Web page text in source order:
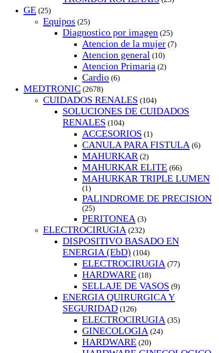
GE (25)
Equipos (25)
Diagnostico por imagen (25)
Atencion de la mujer (7)
Atencion general (10)
Atencion Primaria (2)
Cardio (6)
MEDTRONIC (2678)
CUIDADOS RENALES (104)
SOLUCIONES DE CUIDADOS
RENALES (104)
ACCESORIOS (1)
CANULA PARA FISTULA (6)
MAHURKAR (2)
MAHURKAR ELITE (66)
MAHURKAR TRIPLE LUMEN
(1)
PALINDROME DE PRECISION
(25)
PERITONEA (3)
ELECTROCIRUGIA (232)
DISPOSITIVO BASADO EN
ENERGIA (EbD) (104)
ELECTROCIRUGIA (77)
HARDWARE (18)
SELLAJE DE VASOS (9)
ENERGIA QUIRURGICA Y
SEGURIDAD (126)
ELECTROCIRUGIA (35)
GINECOLOGIA (24)
HARDWARE (20)